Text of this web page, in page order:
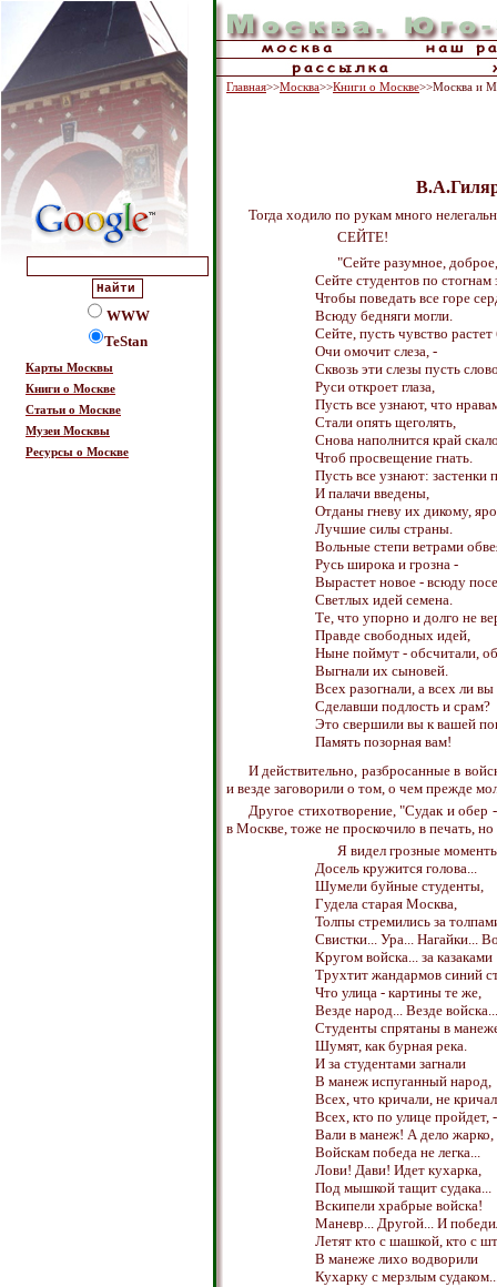
WWW
TeStan
Карты Москвы
Книги о Москве
Статьи о Москве
Музеи Москвы
Ресурсы о Москве
Главная>>Москва>>Книги о Москве>>Москва и
Тогда ходило по рукам много
СЕЙТЕ!
"Сейте разумное,
Сейте студентов по стогнам
Чтобы поведать все горе
Всюду бедняги могли.
Сейте, пусть чувство
Очи омочит слеза, -
Сквозь эти слезы пусть
Руси откроет глаза,
Пусть все узнают, что
Стали опять щеголять,
Снова наполнится край
Чтоб просвещение гнать.
Пусть все узнают: застенки
И палачи введены,
Отданы гневу их дикому,
Лучшие силы страны.
Вольные степи ветрами
Русь широка и грозна -
Вырастет новое - всюду
Светлых идей семена.
Те, что упорно и долго не
Правде свободных идей,
Ныне поймут - обсчитали,
Выгнали их сыновей.
Всех разогнали, а всех ли
Сделавши подлость и срам?
Это свершили вы к вашей
Память позорная вам!
И действительно, разбросанные в
и везде заговорили о том, о чем прежде
Другое стихотворение, "Судак и обер
в Москве, тоже не проскочило в печать,
Я видел грозные
Досель кружится голова...
Шумели буйные студенты,
Гудела старая Москва,
Толпы стремились за
Свистки... Ура... Нагайки...
Кругом войска... за казаками
Трухтит жандармов синий
Что улица - картины те же,
Везде народ... Везде войска...
Студенты спрятаны в
Шумят, как бурная река.
И за студентами загнали
В манеж испуганный народ,
Всех, что кричали, не
Всех, кто по улице пройдет, -
Вали в манеж! А дело жарко,
Войскам победа не легка...
Лови! Дави! Идет кухарка,
Под мышкой тащит судака...
Вскипели храбрые войска!
Маневр... Другой... И
Летят кто с шашкой, кто с
В манеже лихо водворили
Кухарку с мерзлым